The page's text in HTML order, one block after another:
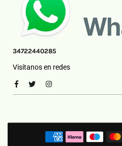
34722440285
Visítanos en redes
Facebook
TwitterInstagram